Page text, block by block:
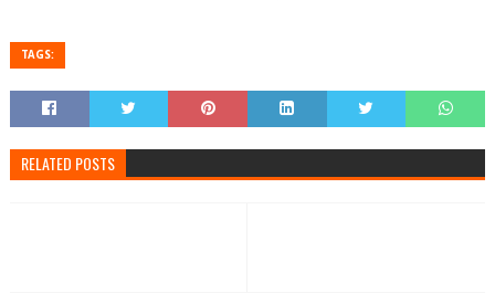
TAGS:
RELATED POSTS